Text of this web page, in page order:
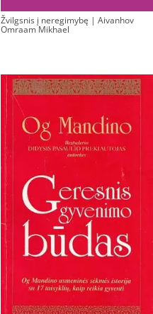
Žvilgsnis į neregimybę | Aivanhov
Omraam Mikhael